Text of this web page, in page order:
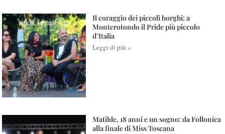
Il coraggio dei piccoli borghi: a
Monterotondo il Pride più piccolo
d’Italia
Leggi di più »
Matilde, 18 anni e un sogno: da Follonica
alla finale di Miss Toscana